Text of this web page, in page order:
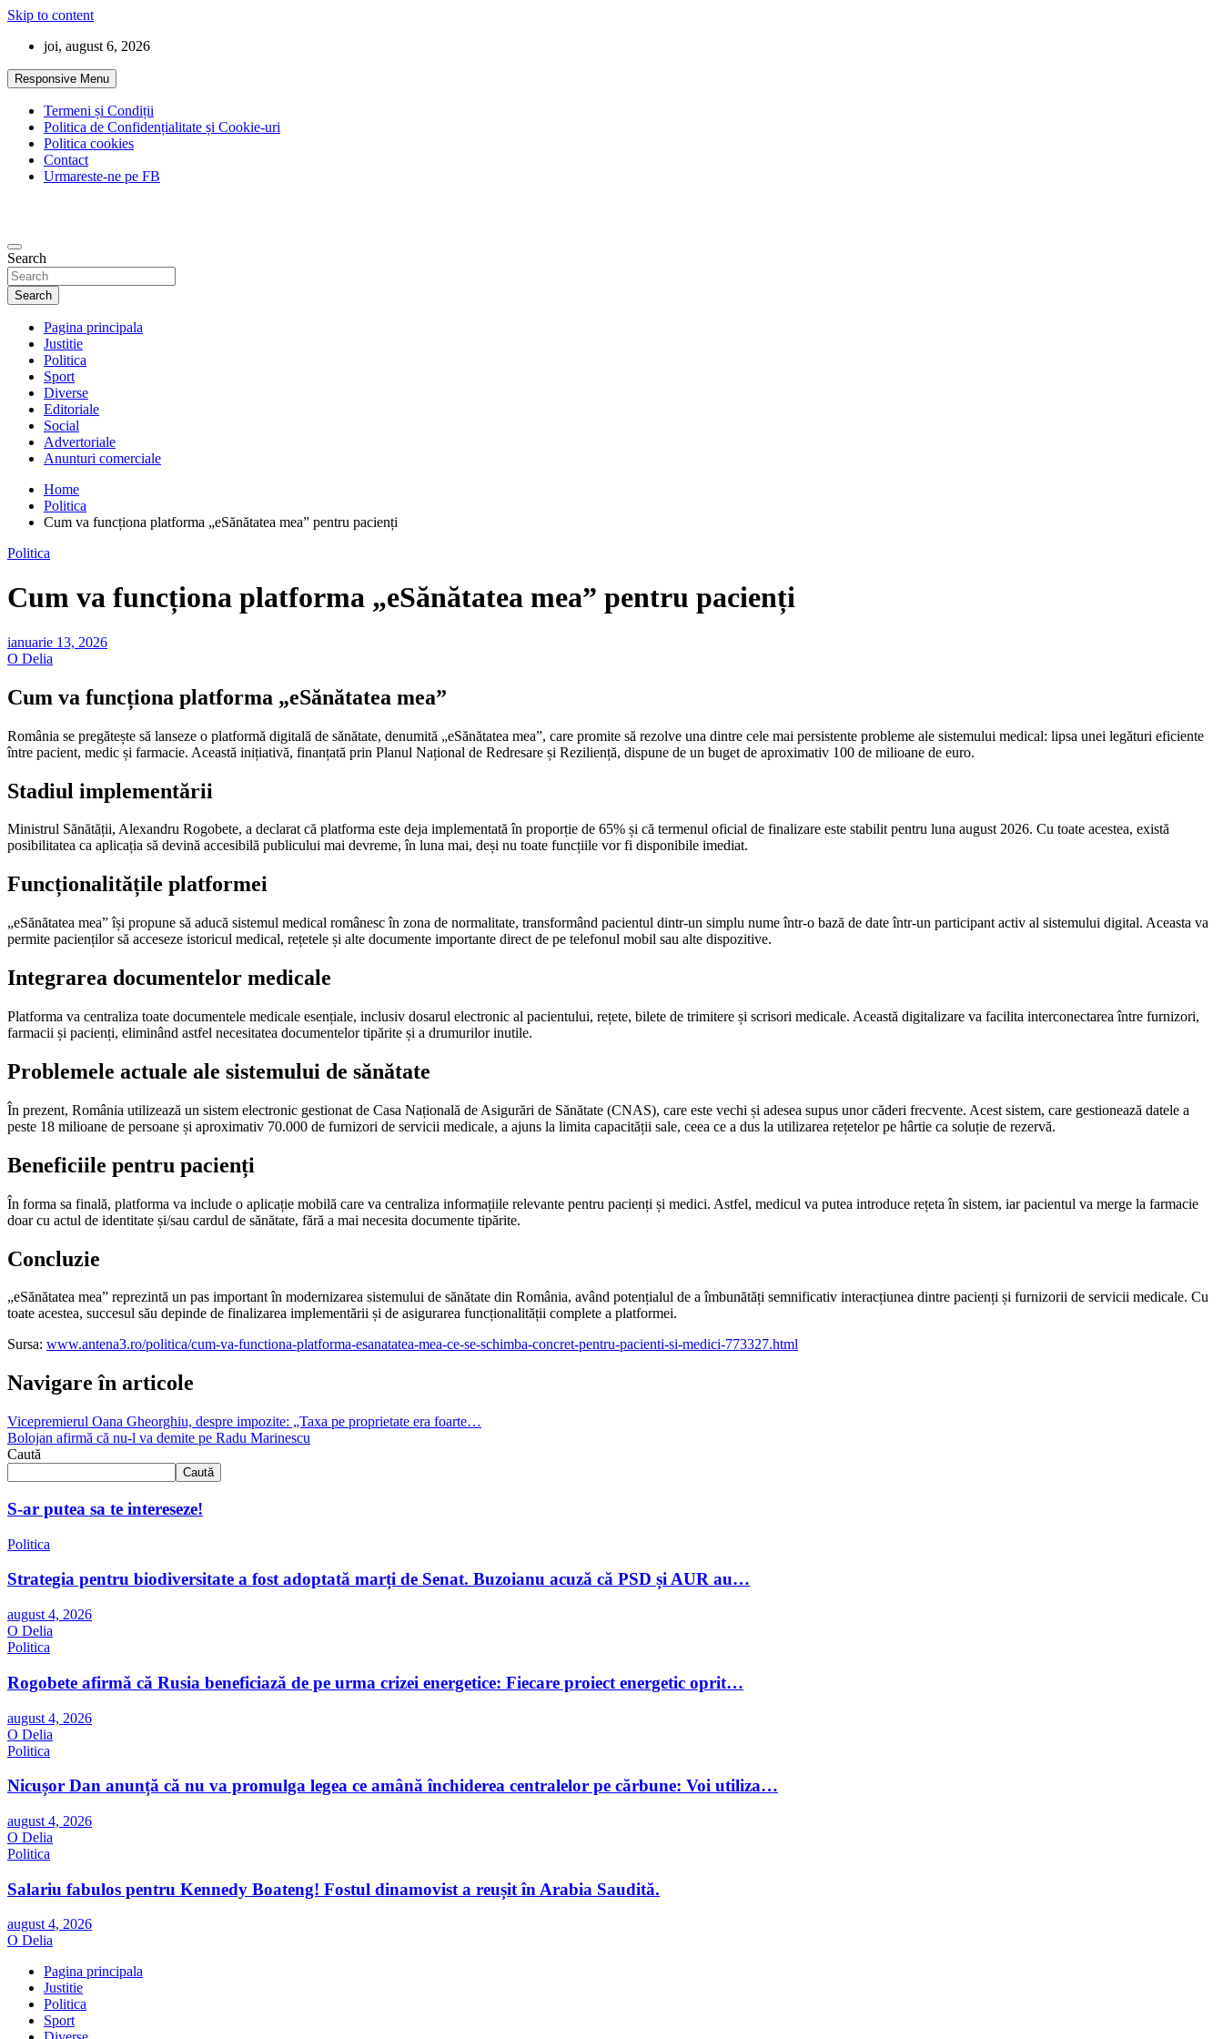
Skip to content
joi, august 6, 2026
Responsive Menu
Termeni și Condiții
Politica de Confidențialitate și Cookie-uri
Politica cookies
Contact
Urmareste-ne pe FB
Search
Search
Pagina principala
Justitie
Politica
Sport
Diverse
Editoriale
Social
Advertoriale
Anunturi comerciale
Home
Politica
Cum va funcționa platforma „eSănătatea mea” pentru pacienți
Politica
Cum va funcționa platforma „eSănătatea mea” pentru pacienți
ianuarie 13, 2026
O Delia
Cum va funcționa platforma „eSănătatea mea”
România se pregătește să lanseze o platformă digitală de sănătate, denumită „eSănătatea mea”, care promite să rezolve una dintre cele mai persistente probleme ale sistemului medical: lipsa unei legături eficiente
între pacient, medic și farmacie. Această inițiativă, finanțată prin Planul Național de Redresare și Reziliență, dispune de un buget de aproximativ 100 de milioane de euro.
Stadiul implementării
Ministrul Sănătății, Alexandru Rogobete, a declarat că platforma este deja implementată în proporție de 65% și că termenul oficial de finalizare este stabilit pentru luna august 2026. Cu toate acestea, există
posibilitatea ca aplicația să devină accesibilă publicului mai devreme, în luna mai, deși nu toate funcțiile vor fi disponibile imediat.
Funcționalitățile platformei
„eSănătatea mea” își propune să aducă sistemul medical românesc în zona de normalitate, transformând pacientul dintr-un simplu nume într-o bază de date într-un participant activ al sistemului digital. Aceasta va
permite pacienților să acceseze istoricul medical, rețetele și alte documente importante direct de pe telefonul mobil sau alte dispozitive.
Integrarea documentelor medicale
Platforma va centraliza toate documentele medicale esențiale, inclusiv dosarul electronic al pacientului, rețete, bilete de trimitere și scrisori medicale. Această digitalizare va facilita interconectarea între furnizori,
farmacii și pacienți, eliminând astfel necesitatea documentelor tipărite și a drumurilor inutile.
Problemele actuale ale sistemului de sănătate
În prezent, România utilizează un sistem electronic gestionat de Casa Națională de Asigurări de Sănătate (CNAS), care este vechi și adesea supus unor căderi frecvente. Acest sistem, care gestionează datele a
peste 18 milioane de persoane și aproximativ 70.000 de furnizori de servicii medicale, a ajuns la limita capacității sale, ceea ce a dus la utilizarea rețetelor pe hârtie ca soluție de rezervă.
Beneficiile pentru pacienți
În forma sa finală, platforma va include o aplicație mobilă care va centraliza informațiile relevante pentru pacienți și medici. Astfel, medicul va putea introduce rețeta în sistem, iar pacientul va merge la farmacie
doar cu actul de identitate și/sau cardul de sănătate, fără a mai necesita documente tipărite.
Concluzie
„eSănătatea mea” reprezintă un pas important în modernizarea sistemului de sănătate din România, având potențialul de a îmbunătăți semnificativ interacțiunea dintre pacienți și furnizorii de servicii medicale. Cu
toate acestea, succesul său depinde de finalizarea implementării și de asigurarea funcționalității complete a platformei.
Sursa: www.antena3.ro/politica/cum-va-functiona-platforma-esanatatea-mea-ce-se-schimba-concret-pentru-pacienti-si-medici-773327.html
Navigare în articole
Vicepremierul Oana Gheorghiu, despre impozite: „Taxa pe proprietate era foarte…
Bolojan afirmă că nu-l va demite pe Radu Marinescu
Caută
Caută
S-ar putea sa te intereseze!
Politica
Strategia pentru biodiversitate a fost adoptată marți de Senat. Buzoianu acuză că PSD și AUR au…
august 4, 2026
O Delia
Politica
Rogobete afirmă că Rusia beneficiază de pe urma crizei energetice: Fiecare proiect energetic oprit…
august 4, 2026
O Delia
Politica
Nicușor Dan anunță că nu va promulga legea ce amână închiderea centralelor pe cărbune: Voi utiliza…
august 4, 2026
O Delia
Politica
Salariu fabulos pentru Kennedy Boateng! Fostul dinamovist a reușit în Arabia Saudită.
august 4, 2026
O Delia
Pagina principala
Justitie
Politica
Sport